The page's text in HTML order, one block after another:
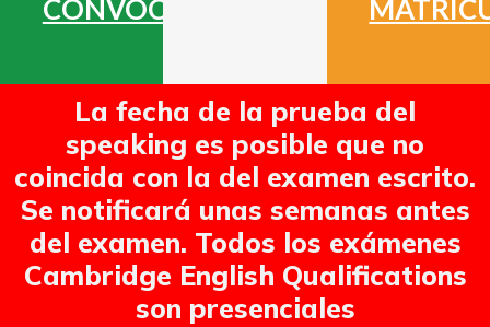
CONVOCATORIAS
La fecha de la prueba del
speaking es posible que no
coincida con la del examen escrito.
Se notificará unas semanas antes
del examen. Todos los exámenes
Cambridge English Qualifications
son presenciales